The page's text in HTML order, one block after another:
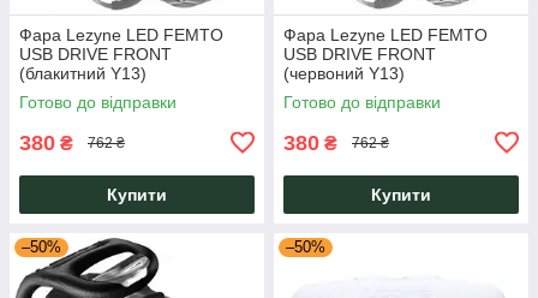
Фара Lezyne LED FEMTO
USB DRIVE FRONT
(блакитний Y13)
Готово до відправки
380 ₴ 762 ₴
Купити
Фара Lezyne LED FEMTO
USB DRIVE FRONT
(червоний Y13)
Готово до відправки
380 ₴ 762 ₴
Купити
–50% –50%